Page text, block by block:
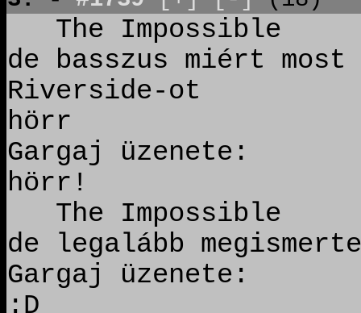
The Impossible
de basszus miért
Riverside-ot
hörr
Gargaj üzenete:
hörr!
The Impossible
de legalább
Gargaj üzenete:
:D